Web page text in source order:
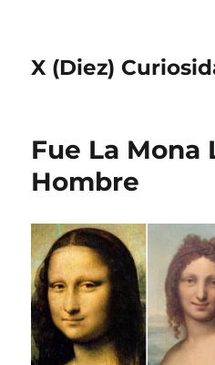
X (Diez)
Fue La Mona
Hombre